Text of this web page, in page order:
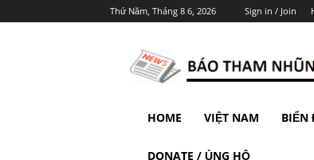
Thứ Năm, Tháng 8 6, 2026 Sign in / Join
HOME VIỆT NAM BIỂN
DONATE / ỦNG HỘ